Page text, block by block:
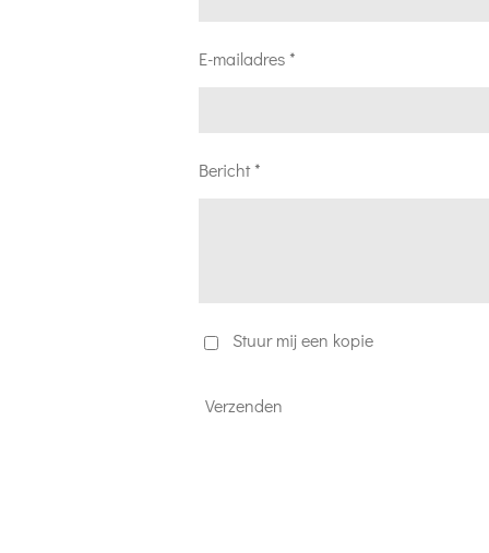
E-mailadres *
Bericht *
Stuur mij een kopie
Verzenden